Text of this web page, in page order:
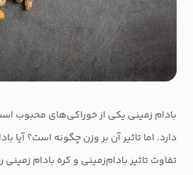
بادام زمینی یکی از خوراکی‌های
دارد. اما تاثیر آن بر وزن چگونه است؟ آیا
تفاوت تاثیر بادام‌زمینی و کره بادام